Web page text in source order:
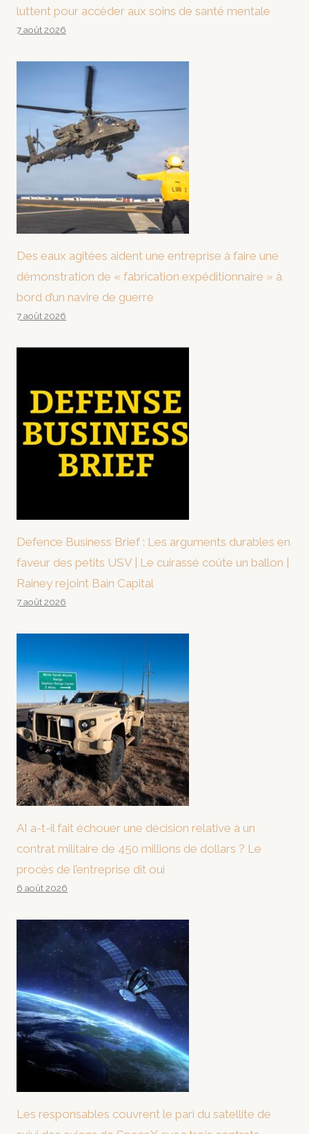
luttent pour accéder aux soins de santé mentale
7 août 2026
Des eaux agitées aident une entreprise à faire une
démonstration de « fabrication expéditionnaire » à
bord d’un navire de guerre
7 août 2026
Defence Business Brief : Les arguments durables en
faveur des petits USV | Le cuirassé coûte un ballon |
Rainey rejoint Bain Capital
7 août 2026
AI a-t-il fait échouer une décision relative à un
contrat militaire de 450 millions de dollars ? Le
procès de l’entreprise dit oui
6 août 2026
Les responsables couvrent le pari du satellite de